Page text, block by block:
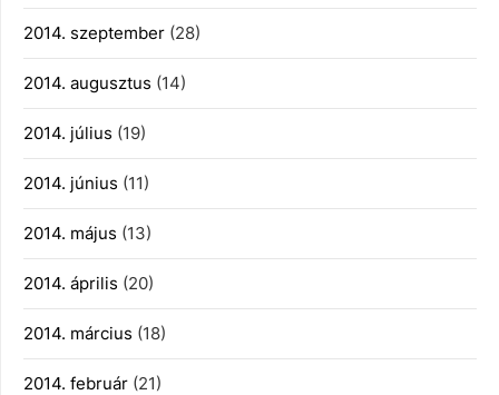
2014. szeptember (28)
2014. augusztus (14)
2014. július (19)
2014. június (11)
2014. május (13)
2014. április (20)
2014. március (18)
2014. február (21)